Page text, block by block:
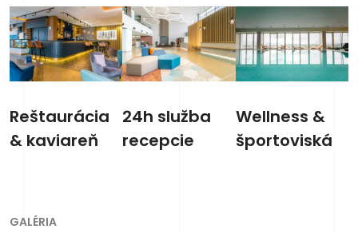
Reštaurácia
& kaviareň
24h služba
recepcie
Wellness &
športoviská
GALÉRIA